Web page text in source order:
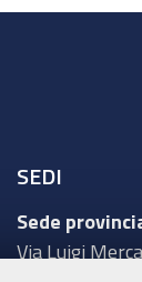
SEDI
Sede
Via Luigi